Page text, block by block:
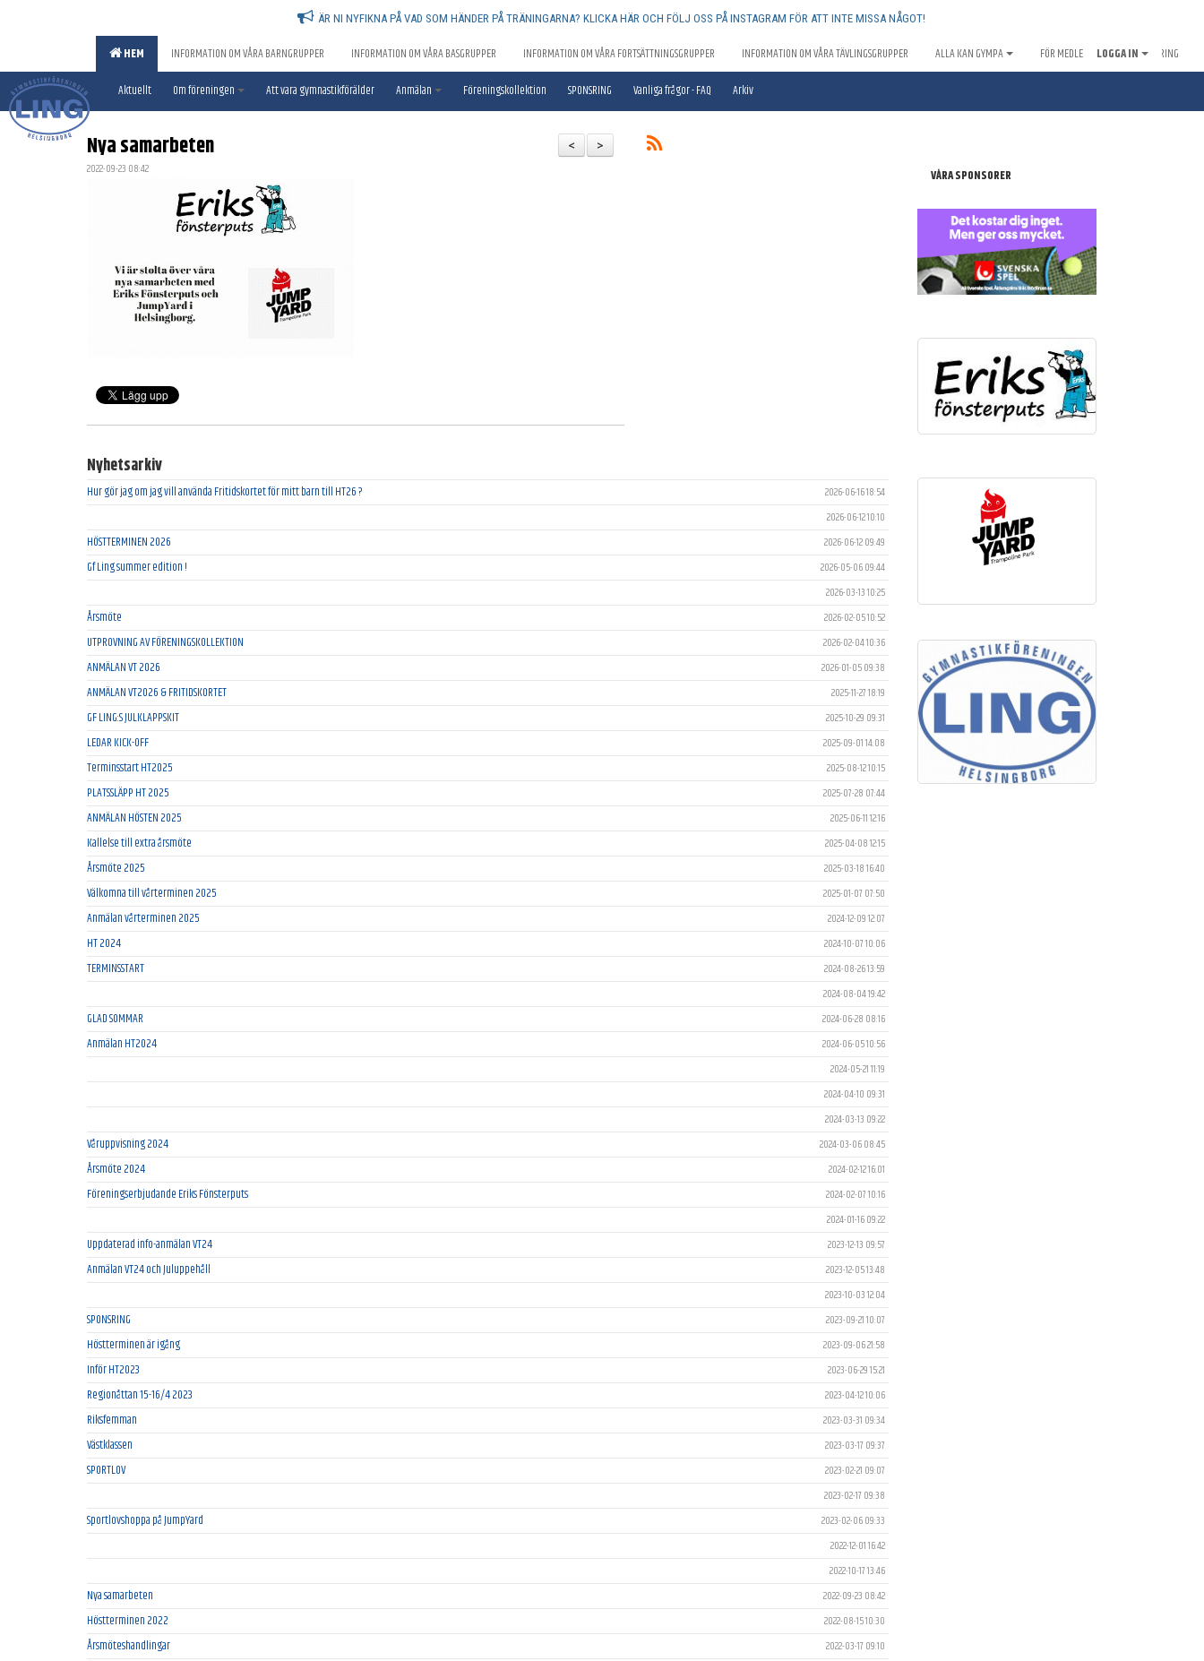
ÄR NI NYFIKNA PÅ VAD SOM HÄNDER PÅ TRÄNINGARNA? KLICKA HÄR OCH FÖLJ OSS PÅ INSTAGRAM FÖR ATT INTE MISSA NÅGOT!
HEM INFORMATION OM VÅRA BARNGRUPPER INFORMATION OM VÅRA BASGRUPPER INFORMATION OM VÅRA FORTSÄTTNINGSGRUPPER INFORMATION OM VÅRA TÄVLINGSGRUPPER ALLA KAN GYMPA FÖR MEDLEMMAR SPONSRING
LOGGA IN
Aktuellt Om föreningen Att vara gymnastikförälder Anmälan Föreningskollektion SPONSRING Vanliga frågor - FAQ Arkiv
>
<
Nya samarbeten
2022-09-23 08:42
Nyhetsarkiv
Hur gör jag om jag vill använda Fritidskortet för mitt barn till HT26 ?
2026-06-16 18:54
2026-06-12 10:10
HÖSTTERMINEN 2026 2026-06-12 09:49
Gf Ling summer edition !
2026-05-06 09:44
2026-03-13 10:25
Årsmöte 2026-02-05 10:52
UTPROVNING AV FÖRENINGSKOLLEKTION 2026-02-04 10:36
ANMÄLAN VT 2026 2026-01-05 09:38
ANMÄLAN VT2026 & FRITIDSKORTET 2025-11-27 18:19
GF LING:S JULKLAPPSKIT 2025-10-29 09:31
LEDAR KICK-OFF 2025-09-01 14:08
Terminsstart HT2025 2025-08-12 10:15
PLATSSLÄPP HT 2025 2025-07-28 07:44
ANMÄLAN HÖSTEN 2025 2025-06-11 12:16
Kallelse till extra årsmöte 2025-04-08 12:15
Årsmöte 2025 2025-03-18 16:40
Välkomna till vårterminen 2025 2025-01-07 07:50
Anmälan vårterminen 2025 2024-12-09 12:07
HT 2024 2024-10-07 10:06
TERMINSSTART
2024-08-26 13:59
2024-08-04 19:42
GLAD SOMMAR 2024-06-28 08:16
Anmälan HT2024
2024-06-05 10:56
2024-05-21 11:19
2024-04-10 09:31
2024-03-13 09:22
Våruppvisning 2024 2024-03-06 08:45
Årsmöte 2024 2024-02-12 16:01
Föreningserbjudande Eriks Fönsterputs
2024-02-07 10:16
2024-01-16 09:22
Uppdaterad info-anmälan VT24 2023-12-13 09:57
Anmälan VT24 och Juluppehåll
2023-12-05 13:48
2023-10-03 12:04
SPONSRING 2023-09-21 10:07
Höstterminen är igång 2023-09-06 21:58
Inför HT2023 2023-06-29 15:21
Regionåttan 15-16/4 2023 2023-04-12 10:06
Riksfemman 2023-03-31 09:34
Västklassen 2023-03-17 09:37
SPORTLOV
2023-02-21 09:07
2023-02-17 09:38
Sportlovshoppa på JumpYard
2023-02-06 09:33
2022-12-01 16:42
2022-10-17 13:46
Nya samarbeten 2022-09-23 08:42
Höstterminen 2022 2022-08-15 10:30
Årsmöteshandlingar 2022-03-17 09:10
VÅRA SPONSORER